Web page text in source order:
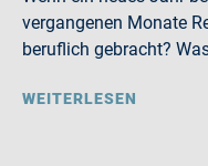
vergangenen Monate
beruflich gebracht?
WEITERLESEN